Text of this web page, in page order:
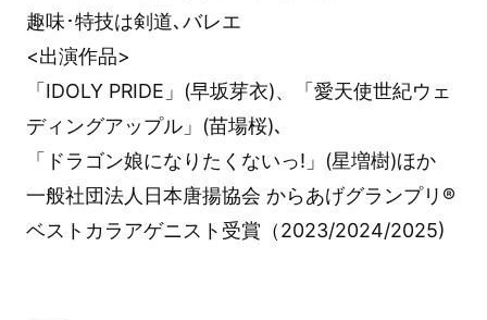
趣味･特技は剣道､バレエ
<出演作品>
「IDOLY PRIDE」(早坂芽衣)、「愛天使世紀ウェ
ディングアップル」(苗場桜)､
「ドラゴン娘になりたくないっ!」(星増樹)ほか
一般社団法人日本唐揚協会 からあげグランプリ®
ベストカラアゲニスト受賞（2023/2024/2025)